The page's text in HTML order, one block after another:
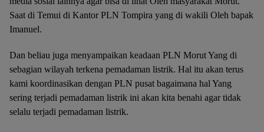
Saat di Temui di Kantor PLN Tompira yang di wakili Oleh bapak
Imanuel.
Dan beliau juga menyampaikan keadaan PLN Morut Yang di
sebagian wilayah terkena pemadaman listrik. Hal itu akan terus
kami koordinasikan dengan PLN pusat bagaimana hal Yang
sering terjadi pemadaman listrik ini akan kita benahi agar tidak
selalu terjadi pemadaman listrik.